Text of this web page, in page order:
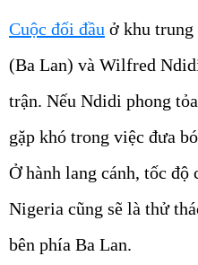
Cuộc đối đầu ở khu
(Ba Lan) và Wilfred
trận. Nếu Ndidi phong
gặp khó trong việc đưa
Ở hành lang cánh, tốc độ
Nigeria cũng sẽ là thử
bên phía Ba Lan.